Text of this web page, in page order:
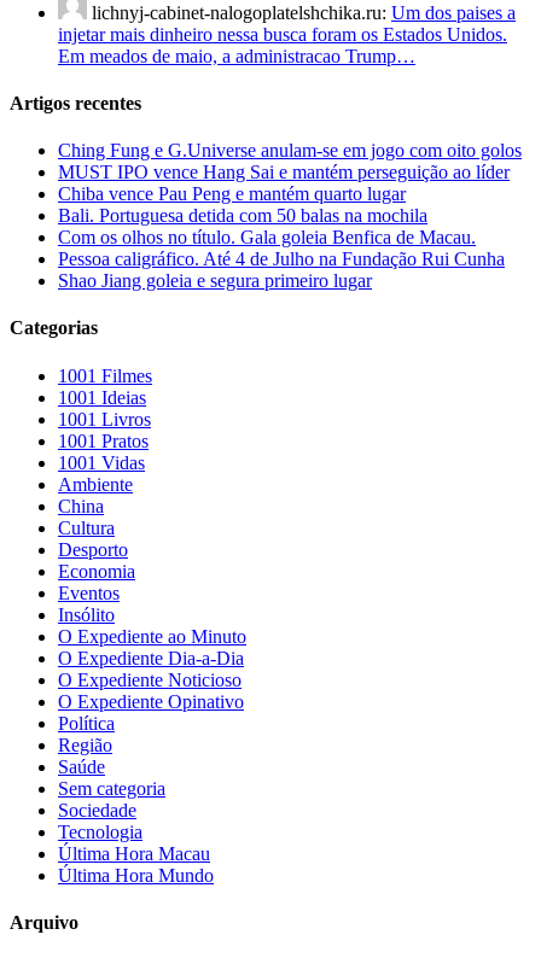
lichnyj-cabinet-nalogoplatelshchika.ru: Um dos paises a
injetar mais dinheiro nessa busca foram os Estados Unidos.
Em meados de maio, a administracao Trump…
Artigos recentes
Ching Fung e G.Universe anulam-se em jogo com oito golos
MUST IPO vence Hang Sai e mantém perseguição ao líder
Chiba vence Pau Peng e mantém quarto lugar
Bali. Portuguesa detida com 50 balas na mochila
Com os olhos no título. Gala goleia Benfica de Macau.
Pessoa caligráfico. Até 4 de Julho na Fundação Rui Cunha
Shao Jiang goleia e segura primeiro lugar
Categorias
1001 Filmes
1001 Ideias
1001 Livros
1001 Pratos
1001 Vidas
Ambiente
China
Cultura
Desporto
Economia
Eventos
Insólito
O Expediente ao Minuto
O Expediente Dia-a-Dia
O Expediente Noticioso
O Expediente Opinativo
Política
Região
Saúde
Sem categoria
Sociedade
Tecnologia
Última Hora Macau
Última Hora Mundo
Arquivo